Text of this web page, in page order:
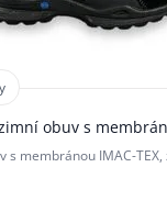
obuv s
s membránou IMAC-